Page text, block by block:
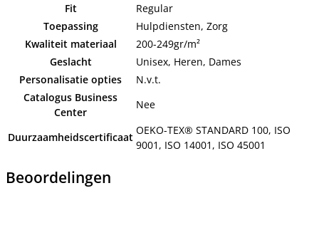
Fit
Regular
Toepassing
Hulpdiensten, Zorg
Kwaliteit materiaal
200-249gr/m²
Geslacht
Unisex, Heren, Dames
Personalisatie opties
N.v.t.
Catalogus Business
Center
Nee
Duurzaamheidscertificaat
OEKO-TEX® STANDARD 100, ISO
9001, ISO 14001, ISO 45001
Beoordelingen